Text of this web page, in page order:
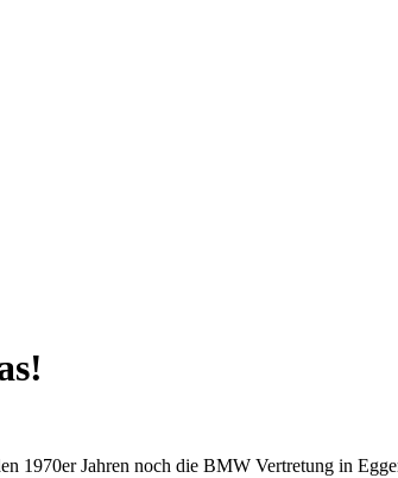
1970er Jahren noch die BMW Vertretung in